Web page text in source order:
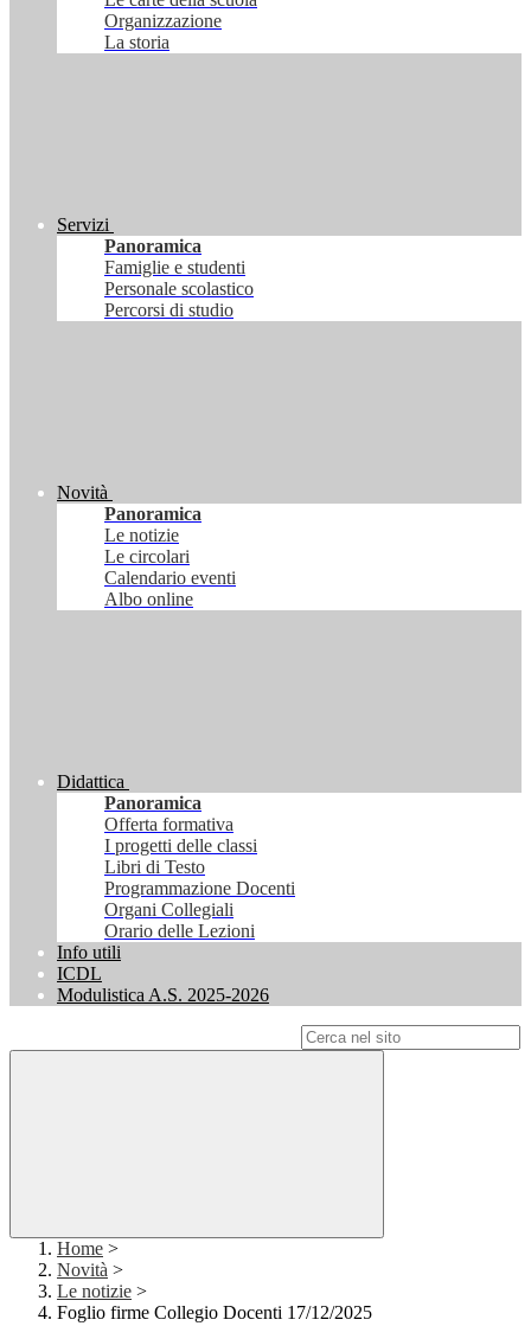
Organizzazione
La storia
Servizi
Panoramica
Famiglie e studenti
Personale scolastico
Percorsi di studio
Novità
Panoramica
Le notizie
Le circolari
Calendario eventi
Albo online
Didattica
Panoramica
Offerta formativa
I progetti delle classi
Libri di Testo
Programmazione Docenti
Organi Collegiali
Orario delle Lezioni
Info utili
ICDL
Modulistica A.S. 2025-2026
Home >
Novità >
Le notizie >
Foglio firme Collegio Docenti 17/12/2025